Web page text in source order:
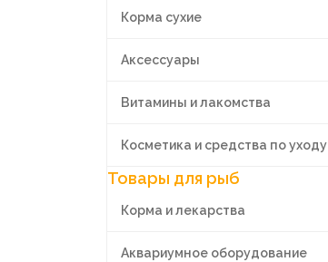
Корма сухие
Аксессуары
Витамины и лакомства
Косметика и средства по уходу
Товары для рыб
Корма и лекарства
Аквариумное оборудование